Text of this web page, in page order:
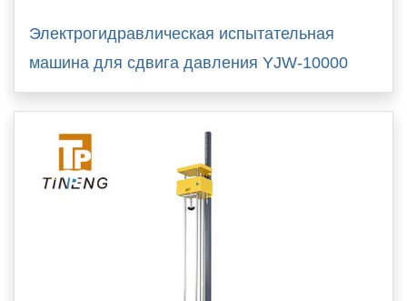
Электрогидравлическая испытательная
машина для сдвига давления YJW-10000